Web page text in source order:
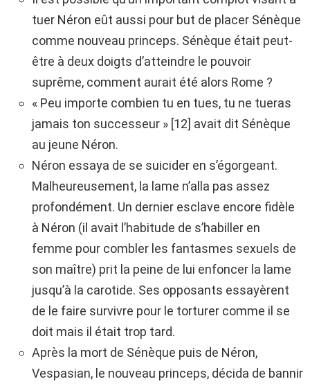
tuer Néron eût aussi pour but de placer Sénèque
comme nouveau princeps. Sénèque était peut-
être à deux doigts d’atteindre le pouvoir
suprême, comment aurait été alors Rome ?
« Peu importe combien tu en tues, tu ne tueras
jamais ton successeur » [12] avait dit Sénèque
au jeune Néron.
Néron essaya de se suicider en s’égorgeant.
Malheureusement, la lame n’alla pas assez
profondément. Un dernier esclave encore fidèle
à Néron (il avait l’habitude de s’habiller en
femme pour combler les fantasmes sexuels de
son maître) prit la peine de lui enfoncer la lame
jusqu’à la carotide. Ses opposants essayèrent
de le faire survivre pour le torturer comme il se
doit mais il était trop tard.
Après la mort de Sénèque puis de Néron,
Vespasian, le nouveau princeps, décida de bannir